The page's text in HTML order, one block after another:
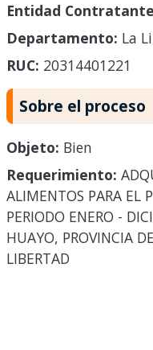
Entidad
Departamento: La
RUC: 20314401221
Sobre el proceso
Objeto: Bien
Requerimiento:
ALIMENTOS PARA EL
PERIODO ENERO -
HUAYO, PROVINCIA
LIBERTAD